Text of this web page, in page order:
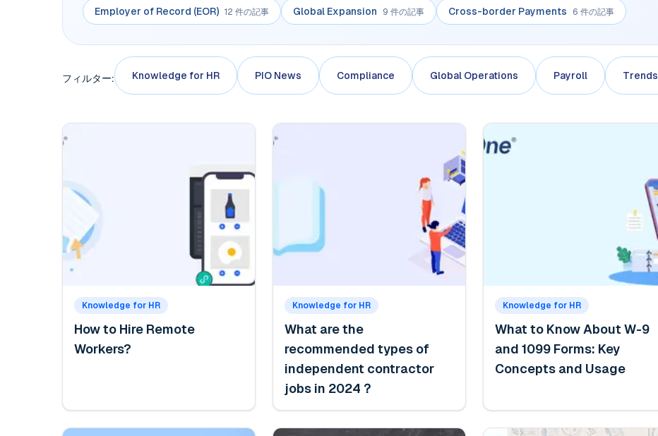
Employer of Record (EOR) 12 件の記事 Global Expansion 9 件の記事 Cross-border Payments 6 件の記事
フィルター: Knowledge for HR PIO News Compliance Global Operations Payroll Trends
Knowledge for HR
How to Hire Remote
Workers?
Knowledge for HR
What are the
recommended types of
independent contractor
jobs in 2024？
Knowledge for HR
What to Know About W-9
and 1099 Forms: Key
Concepts and Usage